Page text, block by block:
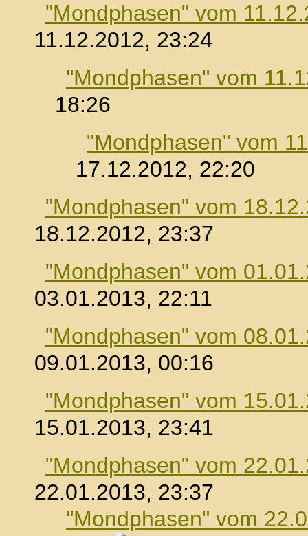
"Mondphasen" vom
11.12.2012, 23:24
"Mondphasen" vom
18:26
"Mondphasen" vom
17.12.2012, 22:20
"Mondphasen" vom
18.12.2012, 23:37
"Mondphasen" vom
03.01.2013, 22:11
"Mondphasen" vom
09.01.2013, 00:16
"Mondphasen" vom
15.01.2013, 23:41
"Mondphasen" vom
22.01.2013, 23:37
"Mondphasen" vom